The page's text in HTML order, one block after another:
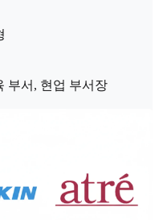
부서, 현업 부서장